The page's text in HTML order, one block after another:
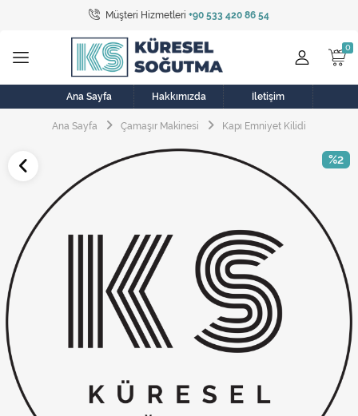
Müşteri Hizmetleri +90 533 420 86 54
Tüm Kategoriler
Bulaşık Makinesi
Buzdolabı
Çamaşır Kurutma Makinesi
Elektrikli Aksamlar
Elektrikli Süpürge
Fan
Fırın, Ocak ve Aspiratör
Klima
Ana Sayfa Hakkımızda İletişim
Ana Sayfa Çamaşır Makinesi Kapı Emniyet Kilidi
%2